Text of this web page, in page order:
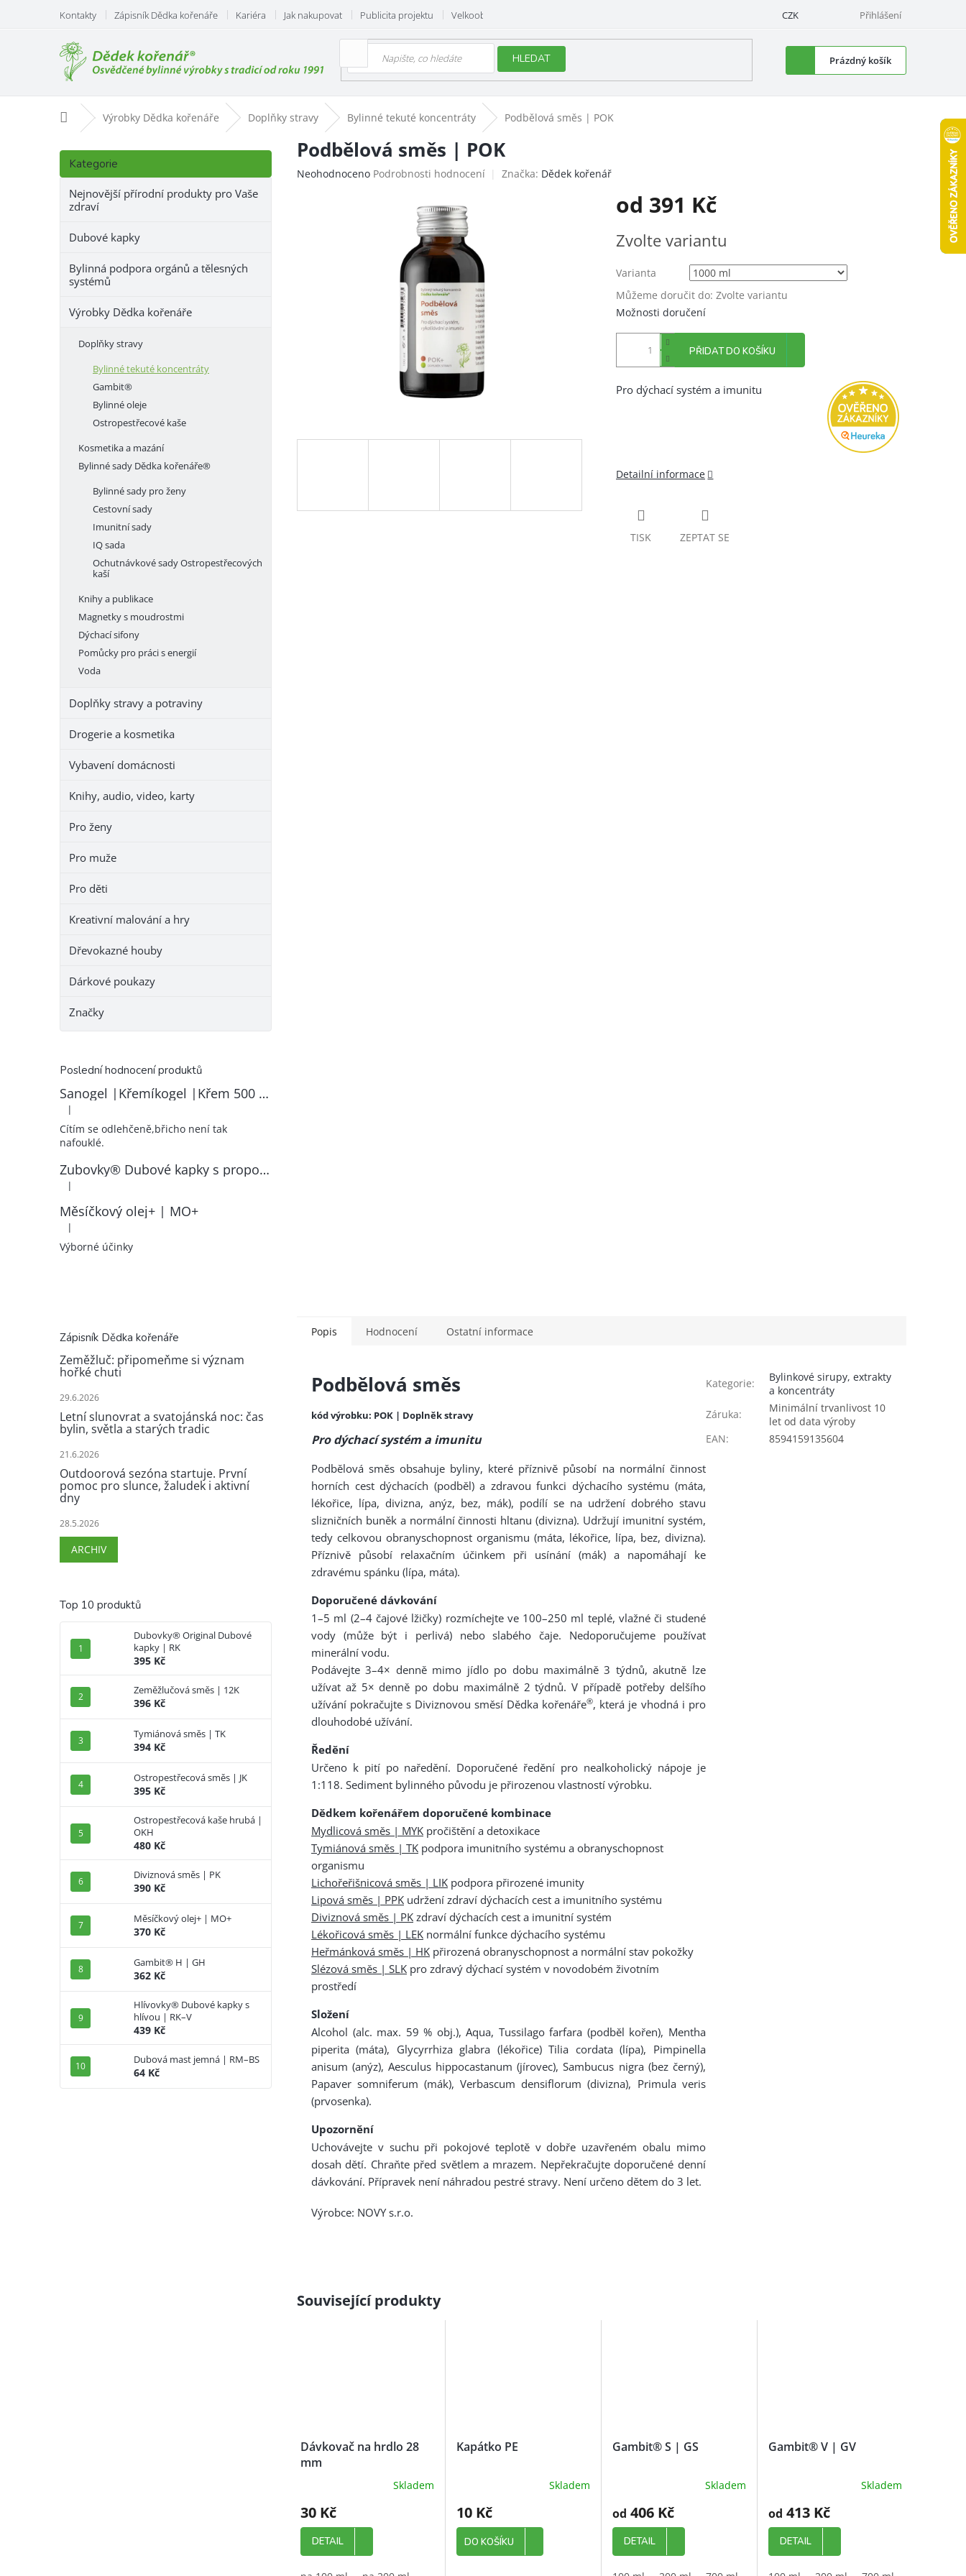
obsah
Kontakty Zápisník Dědka kořenáře Kariéra Jak nakupovat Publicita projektu Velkoobchod CZK Přihlášení
HLEDAT
Nákupní
košík
Prázdný košík
Domů Výrobky Dědka kořenáře Doplňky stravy Bylinné tekuté koncentráty Podbělová směs | POK
P
s
Přeskočit
kategorie
Kategorie
Nejnovější přírodní produkty pro Vaše
zdraví
Dubové kapky
Bylinná podpora orgánů a tělesných
systémů
Výrobky Dědka kořenáře
Doplňky stravy
Bylinné tekuté koncentráty
Gambit®
Bylinné oleje
Ostropestřecové kaše
Kosmetika a mazání
Bylinné sady Dědka kořenáře®
Bylinné sady pro ženy
Cestovní sady
Imunitní sady
IQ sada
Ochutnávkové sady Ostropestřecových
kaší
Knihy a publikace
Magnetky s moudrostmi
Dýchací sifony
Pomůcky pro práci s energií
Voda
Doplňky stravy a potraviny
Drogerie a kosmetika
Vybavení domácnosti
Knihy, audio, video, karty
Pro ženy
Pro muže
Pro děti
Kreativní malování a hry
Dřevokazné houby
Dárkové poukazy
Značky
Poslední hodnocení produktů
Sanogel |Křemíkogel |Křem 500 ml
Hodnocení produktu je 5 z 5 hvězdiček.
|
Cítím se odlehčeně,břicho není tak
nafouklé.
Zubovky® Dubové kapky s propolisem | RK–ZP
Hodnocení produktu je 5 z 5 hvězdiček.
|
Měsíčkový olej+ | MO+
Hodnocení produktu je 5 z 5 hvězdiček.
|
Výborné účinky
Zápisník Dědka kořenáře
Zeměžluč: připomeňme si význam
hořké chuti
29.6.2026
Letní slunovrat a svatojánská noc: čas
bylin, světla a starých tradic
21.6.2026
Outdoorová sezóna startuje. První
pomoc pro slunce, žaludek i aktivní
dny
28.5.2026
ARCHIV
Top 10 produktů
Dubovky® Original Dubové
kapky | RK
395 Kč
Zeměžlučová směs | 12K
396 Kč
Tymiánová směs | TK
394 Kč
Ostropestřecová směs | JK
395 Kč
Ostropestřecová kaše hrubá |
OKH
480 Kč
Diviznová směs | PK
390 Kč
Měsíčkový olej+ | MO+
370 Kč
Gambit® H | GH
362 Kč
Hlívovky® Dubové kapky s
hlívou | RK–V
439 Kč
Dubová mast jemná | RM–BS
64 Kč
Podbělová směs | POK
Průměrné
Neohodnoceno Podrobnosti hodnocení Značka: Dědek kořenář
od 391 Kč
cena:
Zvolte variantu
Varianta
Můžeme doručit do: Zvolte variantu
Možnosti doručení
PŘIDAT DO KOŠÍKU
Pro dýchací systém a imunitu
Detailní informace
TISK ZEPTAT SE
Popis Hodnocení Ostatní informace
Podbělová směs
kód výrobku: POK | Doplněk stravy
Pro dýchací systém a imunitu
Podbělová směs obsahuje byliny, které příznivě působí na normální činnost
horních cest dýchacích (podběl) a zdravou funkci dýchacího systému (máta,
lékořice, lípa, divizna, anýz, bez, mák), podílí se na udržení dobrého stavu
slizničních buněk a normální činnosti hltanu (divizna). Udržují imunitní systém,
tedy celkovou obranyschopnost organismu (máta, lékořice, lípa, bez, divizna).
Příznivě působí relaxačním účinkem při usínání (mák) a napomáhají ke
zdravému spánku (lípa, máta).
Doporučené dávkování
1–5 ml (2–4 čajové lžičky) rozmíchejte ve 100–250 ml teplé, vlažné či studené
vody (může být i perlivá) nebo slabého čaje. Nedoporučujeme používat
minerální vodu.
Podávejte 3–4× denně mimo jídlo po dobu maximálně 3 týdnů, akutně lze
užívat až 5× denně po dobu maximálně 2 týdnů. V případě potřeby delšího
užívání pokračujte s Diviznovou směsí Dědka kořenáře®, která je vhodná i pro
dlouhodobé užívání.
Ředění
Určeno k pití po naředění. Doporučené ředění pro nealkoholický nápoje je
1:118. Sediment bylinného původu je přirozenou vlastností výrobku.
Dědkem kořenářem doporučené kombinace
Mydlicová směs | MYK pročištění a detoxikace
Tymiánová směs | TK podpora imunitního systému a obranyschopnost
organismu
Lichořeřišnicová směs | LIK podpora přirozené imunity
Lipová směs | PPK udržení zdraví dýchacích cest a imunitního systému
Diviznová směs | PK zdraví dýchacích cest a imunitní systém
Lékořicová směs | LEK normální funkce dýchacího systému
Heřmánková směs | HK přirozená obranyschopnost a normální stav pokožky
Slézová směs | SLK pro zdravý dýchací systém v novodobém životním
prostředí
Složení
Alcohol (alc. max. 59 % obj.), Aqua, Tussilago farfara (podběl kořen), Mentha
piperita (máta), Glycyrrhiza glabra (lékořice) Tilia cordata (lípa), Pimpinella
anisum (anýz), Aesculus hippocastanum (jírovec), Sambucus nigra (bez černý),
Papaver somniferum (mák), Verbascum densiflorum (divizna), Primula veris
(prvosenka).
Upozornění
Uchovávejte v suchu při pokojové teplotě v dobře uzavřeném obalu mimo
dosah dětí. Chraňte před světlem a mrazem. Nepřekračujte doporučené denní
dávkování. Přípravek není náhradou pestré stravy. Není určeno dětem do 3 let.
Výrobce: NOVY s.r.o.
Kategorie:
Bylinkové sirupy, extrakty
a koncentráty
Záruka:
Minimální trvanlivost 10
let od data výroby
EAN: 8594159135604
Související produkty
Dávkovač na hrdlo 28
mm
produktu
je
5,0
z
Skladem
30 Kč
DETAIL
Kapátko PE
Skladem
10 Kč
DO KOŠÍKU
Gambit® S | GS
Skladem
od 406 Kč
DETAIL
Gambit® V | GV
Skladem
od 413 Kč
DETAIL